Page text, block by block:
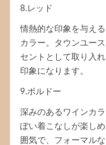
8.レッド
情熱的な印象を与え
カラー。タウンユー
セントとして取り入
印象になります。
9.ボルドー
深みのあるワインカ
ぽい着こなしが楽し
囲気で、フォーマル